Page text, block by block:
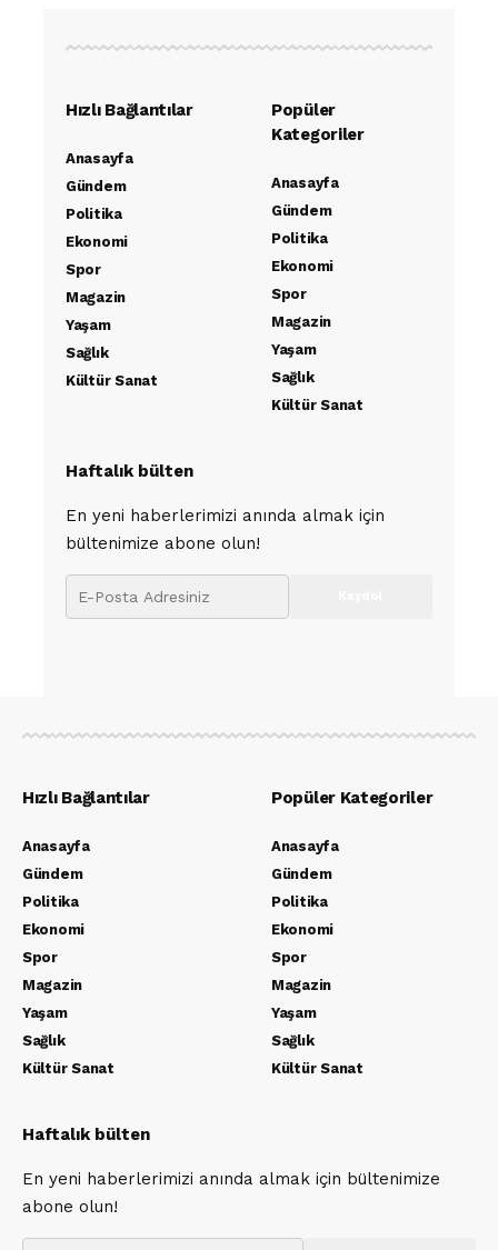
Hızlı Bağlantılar
Anasayfa
Gündem
Politika
Ekonomi
Spor
Magazin
Yaşam
Sağlık
Kültür Sanat
Popüler
Kategoriler
Anasayfa
Gündem
Politika
Ekonomi
Spor
Magazin
Yaşam
Sağlık
Kültür Sanat
Haftalık bülten
En yeni haberlerimizi anında almak için
bültenimize abone olun!
Hızlı Bağlantılar
Anasayfa
Gündem
Politika
Ekonomi
Spor
Magazin
Yaşam
Sağlık
Kültür Sanat
Popüler Kategoriler
Anasayfa
Gündem
Politika
Ekonomi
Spor
Magazin
Yaşam
Sağlık
Kültür Sanat
Haftalık bülten
En yeni haberlerimizi anında almak için bültenimize
abone olun!